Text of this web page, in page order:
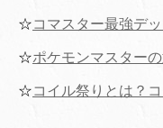
☆コマスター最強デ
☆ポケモンマスター
☆コイル祭りとは？